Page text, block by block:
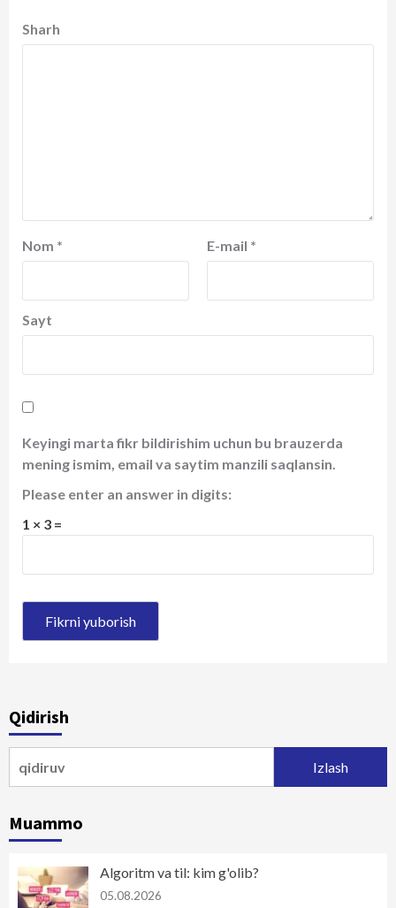
Sharh
Nom * E-mail *
Sayt
Keyingi marta fikr bildirishim uchun bu brauzerda
mening ismim, email va saytim manzili saqlansin.
Please enter an answer in digits:
1 × 3 =
Qidirish
Muammo
Algoritm va til: kim g'olib?
05.08.2026